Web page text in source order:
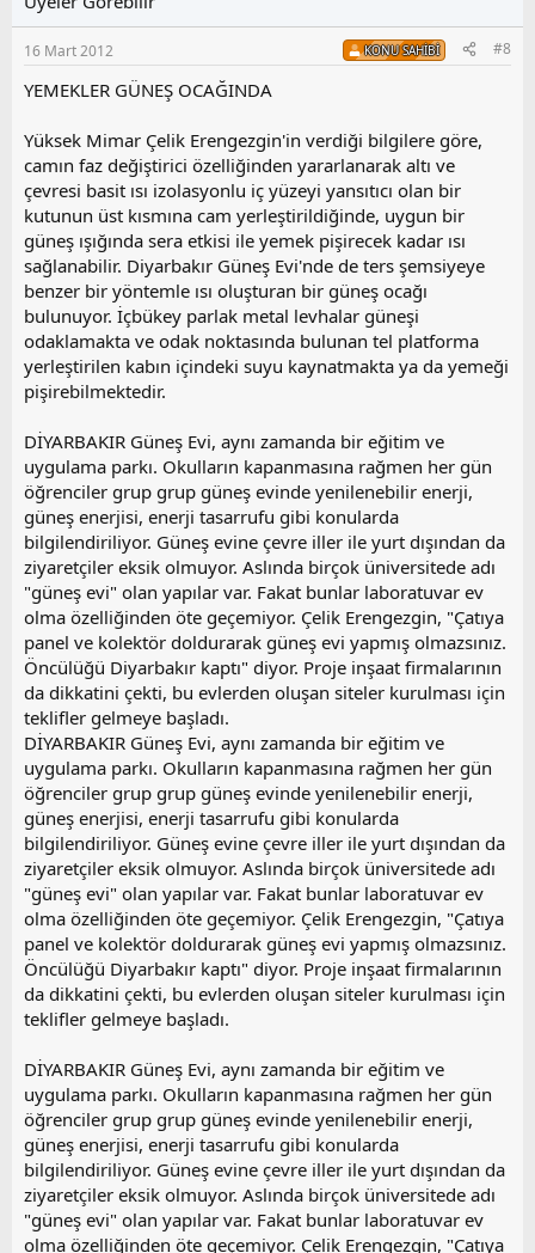
e
r
:
s
u
y
l
a
16 Mart 2012 KONU SAHIBI #8
YEMEKLER GÜNEŞ OCAĞINDA
Yüksek Mimar Çelik Erengezgin'in verdiği bilgilere göre,
camın faz değiştirici özelliğinden yararlanarak altı ve
çevresi basit ısı izolasyonlu iç yüzeyi yansıtıcı olan bir
kutunun üst kısmına cam yerleştirildiğinde, uygun bir
güneş ışığında sera etkisi ile yemek pişirecek kadar ısı
sağlanabilir. Diyarbakır Güneş Evi'nde de ters şemsiyeye
benzer bir yöntemle ısı oluşturan bir güneş ocağı
bulunuyor. İçbükey parlak metal levhalar güneşi
odaklamakta ve odak noktasında bulunan tel platforma
yerleştirilen kabın içindeki suyu kaynatmakta ya da yemeği
pişirebilmektedir.
DİYARBAKIR Güneş Evi, aynı zamanda bir eğitim ve
uygulama parkı. Okulların kapanmasına rağmen her gün
öğrenciler grup grup güneş evinde yenilenebilir enerji,
güneş enerjisi, enerji tasarrufu gibi konularda
bilgilendiriliyor. Güneş evine çevre iller ile yurt dışından da
ziyaretçiler eksik olmuyor. Aslında birçok üniversitede adı
"güneş evi" olan yapılar var. Fakat bunlar laboratuvar ev
olma özelliğinden öte geçemiyor. Çelik Erengezgin, "Çatıya
panel ve kolektör doldurarak güneş evi yapmış olmazsınız.
Öncülüğü Diyarbakır kaptı" diyor. Proje inşaat firmalarının
da dikkatini çekti, bu evlerden oluşan siteler kurulması için
teklifler gelmeye başladı.
DİYARBAKIR Güneş Evi, aynı zamanda bir eğitim ve
uygulama parkı. Okulların kapanmasına rağmen her gün
öğrenciler grup grup güneş evinde yenilenebilir enerji,
güneş enerjisi, enerji tasarrufu gibi konularda
bilgilendiriliyor. Güneş evine çevre iller ile yurt dışından da
ziyaretçiler eksik olmuyor. Aslında birçok üniversitede adı
"güneş evi" olan yapılar var. Fakat bunlar laboratuvar ev
olma özelliğinden öte geçemiyor. Çelik Erengezgin, "Çatıya
panel ve kolektör doldurarak güneş evi yapmış olmazsınız.
Öncülüğü Diyarbakır kaptı" diyor. Proje inşaat firmalarının
da dikkatini çekti, bu evlerden oluşan siteler kurulması için
teklifler gelmeye başladı.
DİYARBAKIR Güneş Evi, aynı zamanda bir eğitim ve
uygulama parkı. Okulların kapanmasına rağmen her gün
öğrenciler grup grup güneş evinde yenilenebilir enerji,
güneş enerjisi, enerji tasarrufu gibi konularda
bilgilendiriliyor. Güneş evine çevre iller ile yurt dışından da
ziyaretçiler eksik olmuyor. Aslında birçok üniversitede adı
"güneş evi" olan yapılar var. Fakat bunlar laboratuvar ev
olma özelliğinden öte geçemiyor. Çelik Erengezgin, "Çatıya